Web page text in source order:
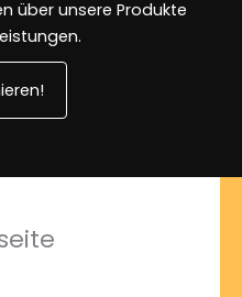
über unsere Produkte